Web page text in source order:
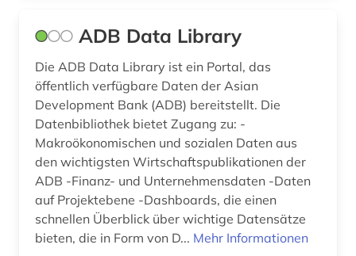
design (6)
design &amp; publishing (1)
designrecht (1)
designschutz (4)
desktop publishing (1)
desktop-publishing (1)
deutsch (26)
ADB Data Library
Die ADB Data Library ist ein Portal, das
öffentlich verfügbare Daten der Asian
Development Bank (ADB) bereitstellt. Die
Datenbibliothek bietet Zugang zu: -
Makroökonomischen und sozialen Daten aus
den wichtigsten Wirtschaftspublikationen der
ADB -Finanz- und Unternehmensdaten -Daten
auf Projektebene -Dashboards, die einen
schnellen Überblick über wichtige Datensätze
bieten, die in Form von D... Mehr Informationen